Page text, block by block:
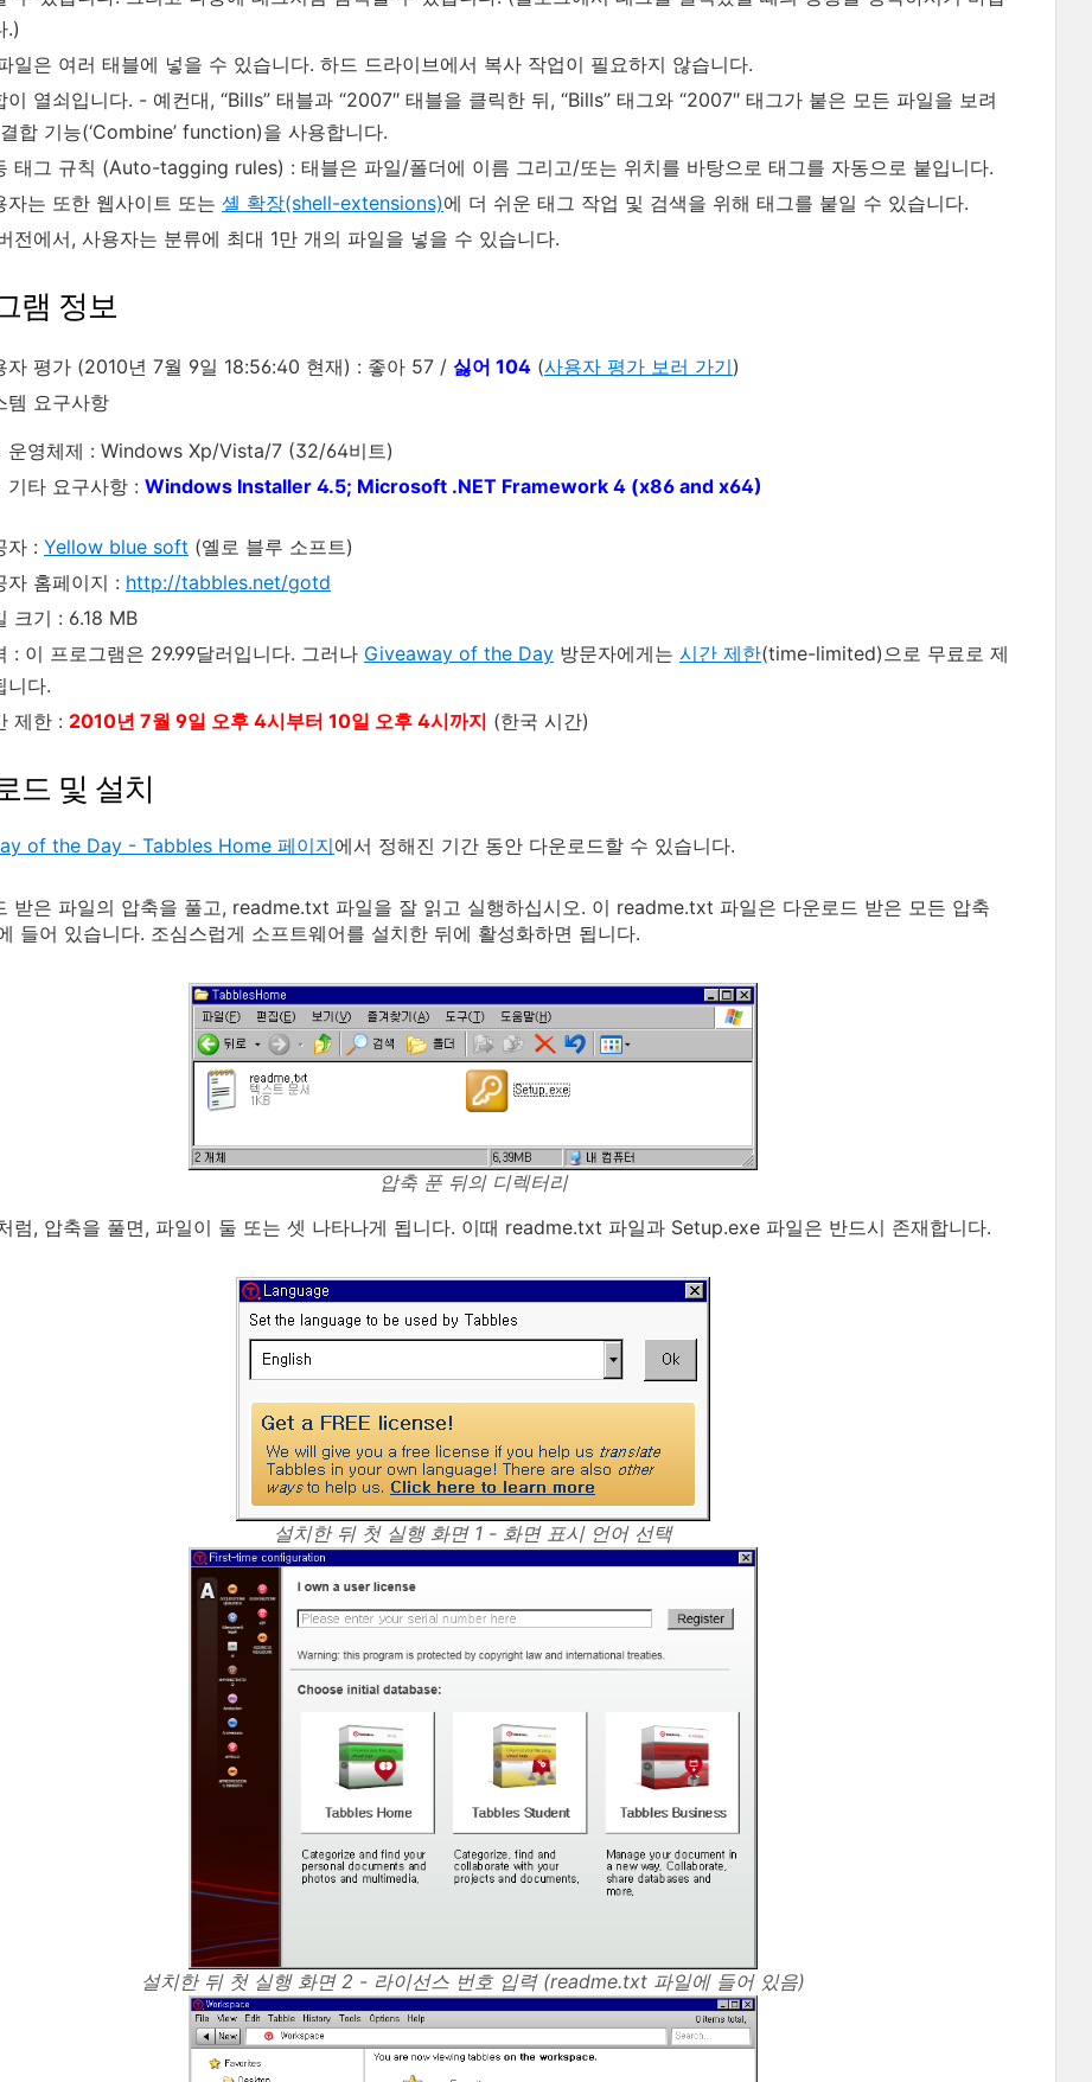
.)
일은 여러 태블에 넣을 수 있습니다. 하드 드라이브에서 복사 작업이 필요하지 않습니다.
이 열쇠입니다. - 예컨대, “Bills” 태블과 “2007″ 태블을 클릭한 뒤, “Bills” 태그와 “2007″ 태그가 붙은 모든 파일을 보려
합 기능(‘Combine’ function)을 사용합니다.
태그 규칙 (Auto-tagging rules) : 태블은 파일/폴더에 이름 그리고/또는 위치를 바탕으로 태그를 자동으로 붙입니다.
자는 또한 웹사이트 또는 셸 확장(shell-extensions)에 더 쉬운 태그 작업 및 검색을 위해 태그를 붙일 수 있습니다.
전에서, 사용자는 분류에 최대 1만 개의 파일을 넣을 수 있습니다.
램 정보
자 평가 (2010년 7월 9일 18:56:40 현재) : 좋아 57 / 싫어 104 (사용자 평가 보러 가기)
템 요구사항
운영체제 : Windows Xp/Vista/7 (32/64비트)
기타 요구사항 : Windows Installer 4.5; Microsoft .NET Framework 4 (x86 and x64)
자 : Yellow blue soft (옐로 블루 소프트)
자 홈페이지 : http://tabbles.net/gotd
크기 : 6.18 MB
: 이 프로그램은 29.99달러입니다. 그러나 Giveaway of the Day 방문자에게는 시간 제한(time-limited)으로 무료로 제
니다.
제한 : 2010년 7월 9일 오후 4시부터 10일 오후 4시까지 (한국 시간)
드 및 설치
of the Day - Tabbles Home 페이지에서 정해진 기간 동안 다운로드할 수 있습니다.
받은 파일의 압축을 풀고, readme.txt 파일을 잘 읽고 실행하십시오. 이 readme.txt 파일은 다운로드 받은 모든 압축
들어 있습니다. 조심스럽게 소프트웨어를 설치한 뒤에 활성화하면 됩니다.
압축 푼 뒤의 디렉터리
럼, 압축을 풀면, 파일이 둘 또는 셋 나타나게 됩니다. 이때 readme.txt 파일과 Setup.exe 파일은 반드시 존재합니다.
설치한 뒤 첫 실행 화면 1 - 화면 표시 언어 선택
설치한 뒤 첫 실행 화면 2 - 라이선스 번호 입력 (readme.txt 파일에 들어 있음)